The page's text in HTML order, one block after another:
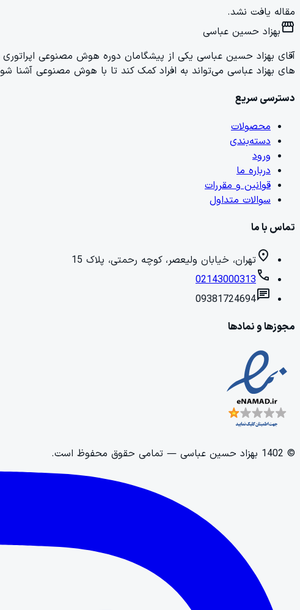
مقاله یافت نشد.
storefrontبهزاد حسین عباسی
آقای بهزاد حسین عباسی یکی از پیشگامان دوره هوش مصنوعی اپراتوری
های بهزاد عباسی می‌تواند به افراد کمک کند تا با هوش مصنوعی آشنا
دسترسی سریع
محصولات
دسته‌بندی
ورود
درباره ما
قوانین و مقررات
سوالات متداول
تماس با ما
location_onتهران، خیابان ولیعصر، کوچه رحمتی، پلاک 15
call
02143000313
chat
09381724694
مجوزها و نمادها
©
1402 بهزاد حسین عباسی — تمامی حقوق محفوظ است.